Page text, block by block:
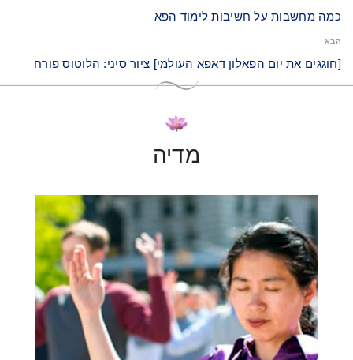
כמה מחשבות על חשיבות לימוד הפא
הבא
[חוגגים את יום הפאלון דאפא העולמי] ציור סיני: הלוטוס פורח
מדיה